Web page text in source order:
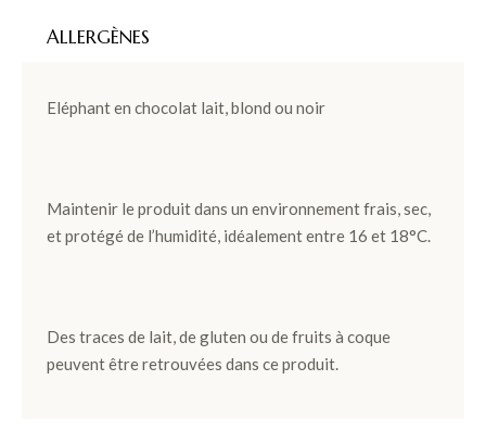
ALLERGÈNES
Eléphant en chocolat lait, blond ou noir
Maintenir le produit dans un environnement frais, sec,
et protégé de l’humidité, idéalement entre 16 et 18°C.
Des traces de lait, de gluten ou de fruits à coque
peuvent être retrouvées dans ce produit.